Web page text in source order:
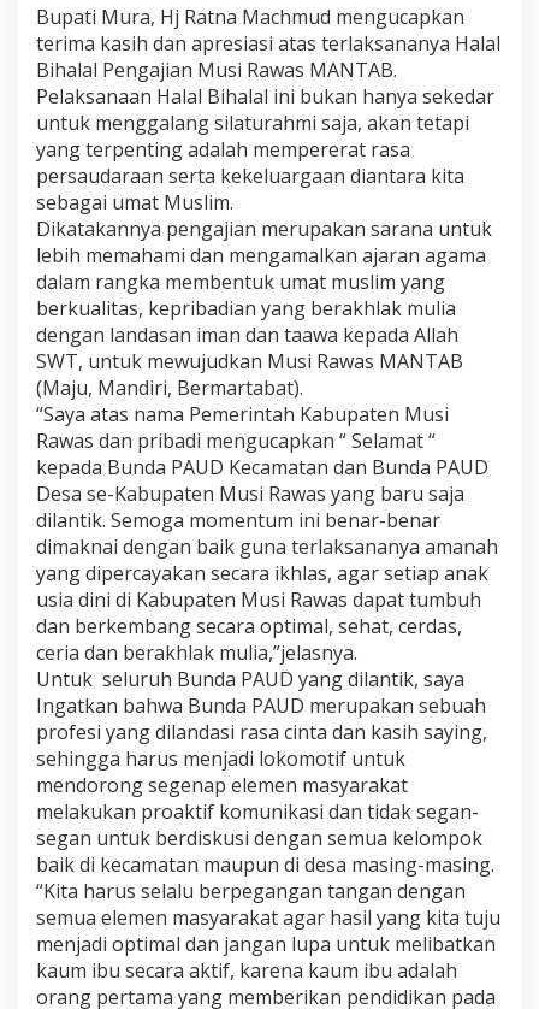
Bupati Mura, Hj Ratna Machmud mengucapkan
terima kasih dan apresiasi atas terlaksananya Halal
Bihalal Pengajian Musi Rawas MANTAB.
Pelaksanaan Halal Bihalal ini bukan hanya sekedar
untuk menggalang silaturahmi saja, akan tetapi
yang terpenting adalah mempererat rasa
persaudaraan serta kekeluargaan diantara kita
sebagai umat Muslim.
Dikatakannya pengajian merupakan sarana untuk
lebih memahami dan mengamalkan ajaran agama
dalam rangka membentuk umat muslim yang
berkualitas, kepribadian yang berakhlak mulia
dengan landasan iman dan taawa kepada Allah
SWT, untuk mewujudkan Musi Rawas MANTAB
(Maju, Mandiri, Bermartabat).
“Saya atas nama Pemerintah Kabupaten Musi
Rawas dan pribadi mengucapkan “ Selamat “
kepada Bunda PAUD Kecamatan dan Bunda PAUD
Desa se-Kabupaten Musi Rawas yang baru saja
dilantik. Semoga momentum ini benar-benar
dimaknai dengan baik guna terlaksananya amanah
yang dipercayakan secara ikhlas, agar setiap anak
usia dini di Kabupaten Musi Rawas dapat tumbuh
dan berkembang secara optimal, sehat, cerdas,
ceria dan berakhlak mulia,”jelasnya.
Untuk seluruh Bunda PAUD yang dilantik, saya
Ingatkan bahwa Bunda PAUD merupakan sebuah
profesi yang dilandasi rasa cinta dan kasih saying,
sehingga harus menjadi lokomotif untuk
mendorong segenap elemen masyarakat
melakukan proaktif komunikasi dan tidak segan-
segan untuk berdiskusi dengan semua kelompok
baik di kecamatan maupun di desa masing-masing.
“Kita harus selalu berpegangan tangan dengan
semua elemen masyarakat agar hasil yang kita tuju
menjadi optimal dan jangan lupa untuk melibatkan
kaum ibu secara aktif, karena kaum ibu adalah
orang pertama yang memberikan pendidikan pada